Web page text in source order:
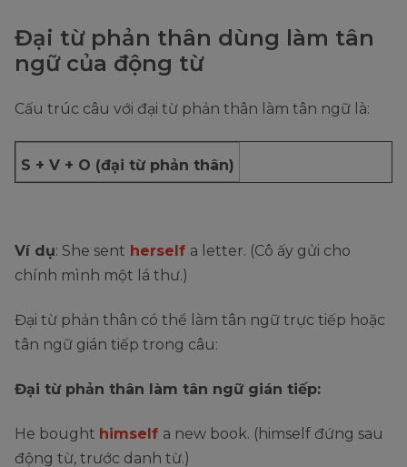
Đại từ phản thân dùng làm tân
ngữ của động từ
Cấu trúc câu với đại từ phản thân làm tân ngữ là:
S + V + O (đại từ phản thân)
Ví dụ: She sent herself a letter. (Cô ấy gửi cho
chính mình một lá thư.)
Đại từ phản thân có thể làm tân ngữ trực tiếp hoặc
tân ngữ gián tiếp trong câu:
Đại từ phản thân làm tân ngữ gián tiếp:
He bought himself a new book. (himself đứng sau
động từ, trước danh từ.)